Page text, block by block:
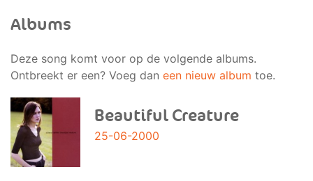
Albums
Deze song komt voor op de volgende albums.
Ontbreekt er een? Voeg dan een nieuw album toe.
Beautiful Creature
25-06-2000